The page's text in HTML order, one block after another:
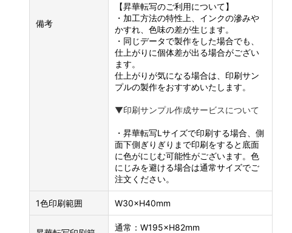
備考
【昇華転写のご利用について】
・加工方法の特性上、インクの滲みや
かすれ、色味の差が生じます。
・同じデータで製作をした場合でも、
仕上がりに個体差が出る場合がござい
ます。
仕上がりが気になる場合は、印刷サン
プルの製作をおすすめいたします。
▼印刷サンプル作成サービスについて
・昇華転写Lサイズで印刷する場合、側
面下側ぎりぎりまで印刷をすると底面
に色がにじむ可能性がございます。色
にじみを避ける場合は通常サイズでご
注文ください。
1色印刷範囲 W30×H40mm
通常：W195×H82mm